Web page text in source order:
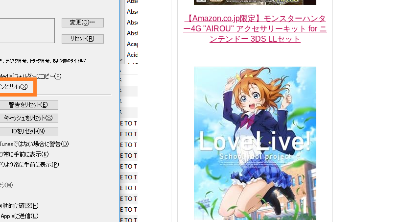
【Amazon.co.jp限定】モンスターハンタ
ー4G "AIROU" アクセサリーキット for ニ
ンテンドー 3DS LLセット